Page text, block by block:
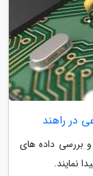
در راهند
بررسی داده های
نمایند.